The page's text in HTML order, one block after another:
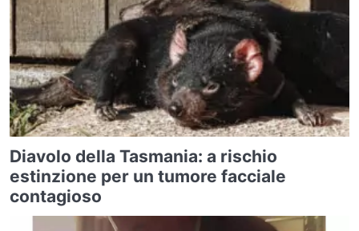
Diavolo della Tasmania: a rischio
estinzione per un tumore facciale
contagioso